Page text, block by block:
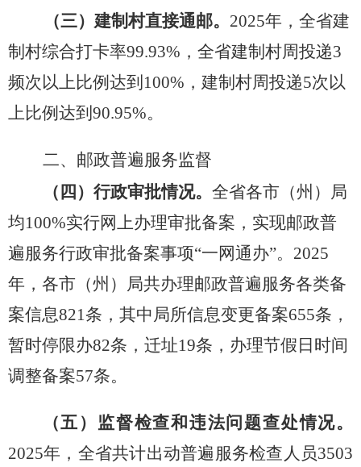
（三）建制村直接通邮。 2025年，全省建
制村综合打卡率99.93%， 全省建制村周投递3
频次以上比例达到100%，建制村周投递5次以
上比例达到90.95%。
二、邮政普遍服务监督
（四）行政审批情况。 全省各市（州）局
均100%实行网上办理审批备案，实现邮政普
遍服务行政审批备案事项“一网通办”。2025
年， 各市（州）局共办理邮政普遍服务各类备
案信息821条，其中局所信息变更备案655条 ，
暂时停限办82条，迁址19条， 办理节假日时间
调整备案57条。
（五）监督检查和违法问题查处情况。
2025年，全省共计出动普遍服务检查人员3503